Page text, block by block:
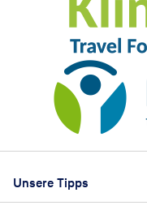
Unsere Tipps